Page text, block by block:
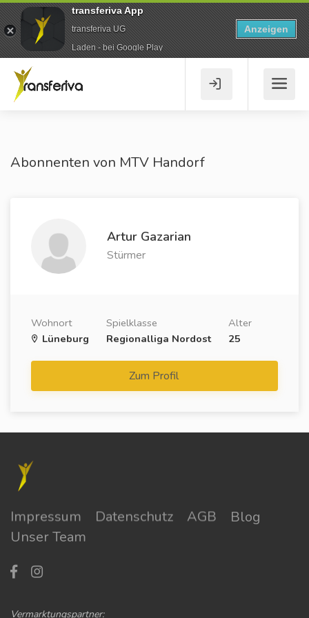
Abonnenten von MTV Handorf
Artur Gazarian
Stürmer
Wohnort
Lüneburg
Spielklasse
Regionalliga Nordost
Alter
25
Zum Profil
Impressum Datenschutz AGB
Blog
Unser Team
Vermarktungspartner:
transferiva App
transferiva UG
Laden - bei Google Play
Anzeigen